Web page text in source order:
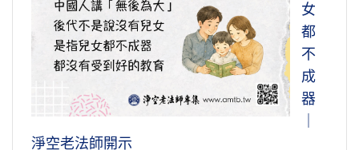
女
都
不
成
器
淨空老法師開示